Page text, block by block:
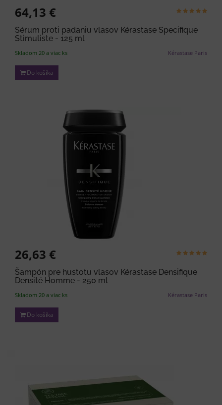
64,13 €
Sérum proti padaniu vlasov Kérastase Specifique
Stimuliste - 125 ml
Kérastase Paris
Skladom 20 a viac ks
Do košíka
26,63 €
Šampón pre hustotu vlasov Kérastase Densifique
Densité Homme - 250 ml
Kérastase Paris
Skladom 20 a viac ks
Do košíka